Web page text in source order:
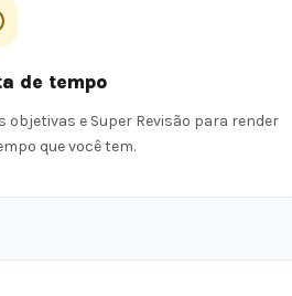
de tempo
objetivas e Super Revisão para render
que você tem.